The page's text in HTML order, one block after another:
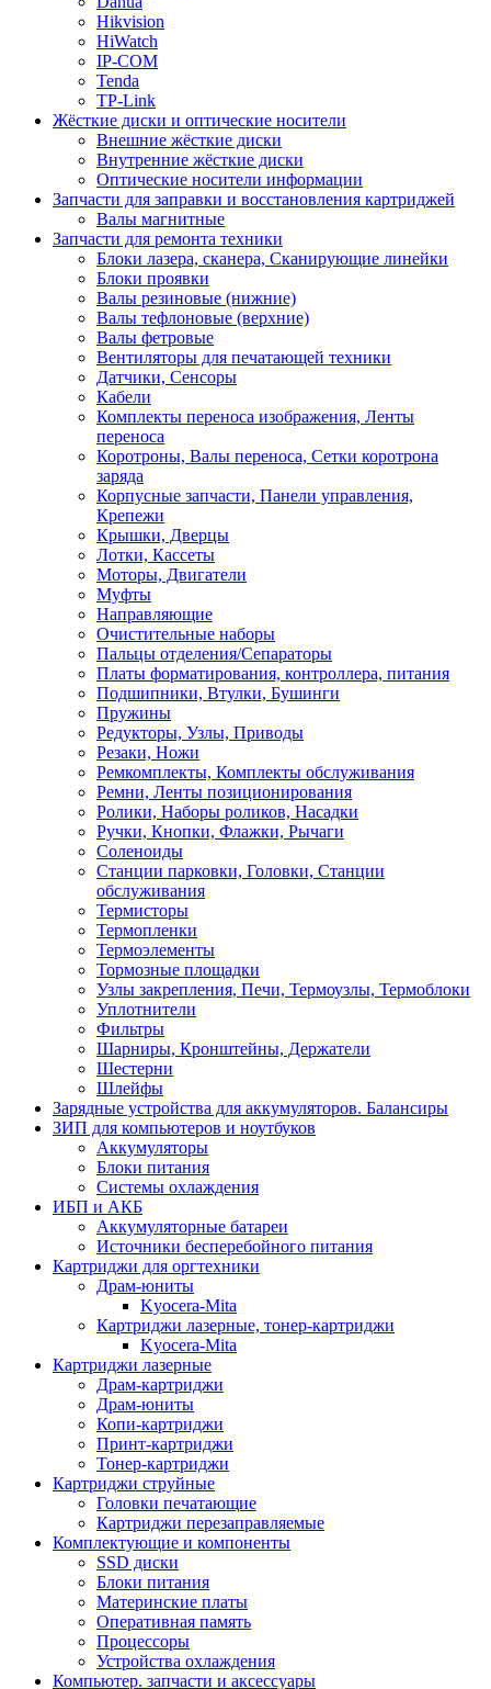
Hikvision
HiWatch
IP-COM
Tenda
TP-Link
Жёсткие диски и оптические носители
Внешние жёсткие диски
Внутренние жёсткие диски
Оптические носители информации
Запчасти для заправки и восстановления картриджей
Валы магнитные
Запчасти для ремонта техники
Блоки лазера, сканера, Сканирующие линейки
Блоки проявки
Валы резиновые (нижние)
Валы тефлоновые (верхние)
Валы фетровые
Вентиляторы для печатающей техники
Датчики, Сенсоры
Кабели
Комплекты переноса изображения, Ленты
переноса
Коротроны, Валы переноса, Сетки коротрона
заряда
Корпусные запчасти, Панели управления,
Крепежи
Крышки, Дверцы
Лотки, Кассеты
Моторы, Двигатели
Муфты
Направляющие
Очистительные наборы
Пальцы отделения/Сепараторы
Платы форматирования, контроллера, питания
Подшипники, Втулки, Бушинги
Пружины
Редукторы, Узлы, Приводы
Резаки, Ножи
Ремкомплекты, Комплекты обслуживания
Ремни, Ленты позиционирования
Ролики, Наборы роликов, Насадки
Ручки, Кнопки, Флажки, Рычаги
Соленоиды
Станции парковки, Головки, Станции
обслуживания
Термисторы
Термопленки
Термоэлементы
Тормозные площадки
Узлы закрепления, Печи, Термоузлы, Термоблоки
Уплотнители
Фильтры
Шарниры, Кронштейны, Держатели
Шестерни
Шлейфы
Зарядные устройства для аккумуляторов. Балансиры
ЗИП для компьютеров и ноутбуков
Аккумуляторы
Блоки питания
Системы охлаждения
ИБП и АКБ
Аккумуляторные батареи
Источники бесперебойного питания
Картриджи для оргтехники
Драм-юниты
Kyocera-Mita
Картриджи лазерные, тонер-картриджи
Kyocera-Mita
Картриджи лазерные
Драм-картриджи
Драм-юниты
Копи-картриджи
Принт-картриджи
Тонер-картриджи
Картриджи струйные
Головки печатающие
Картриджи перезаправляемые
Комплектующие и компоненты
SSD диски
Блоки питания
Материнские платы
Оперативная память
Процессоры
Устройства охлаждения
Компьютер. запчасти и аксессуары